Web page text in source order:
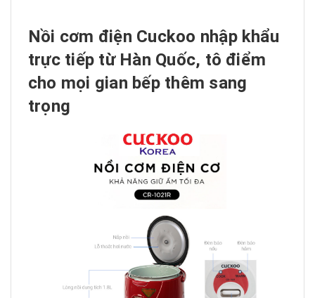
Nồi cơm điện Cuckoo nhập khẩu
trực tiếp từ Hàn Quốc, tô điểm
cho mọi gian bếp thêm sang
trọng